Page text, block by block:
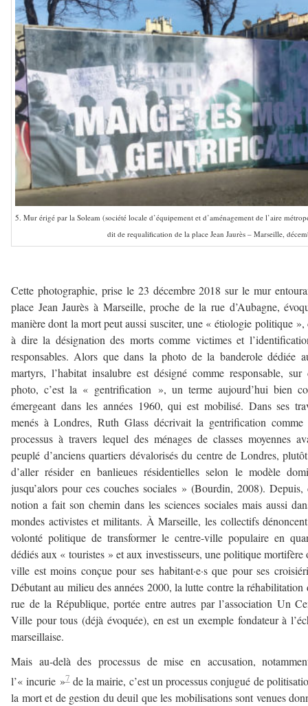
5. Mur érigé par la Soleam (société locale d’équipement et d’aménagement de l’aire
dit de requalification de la place Jean Jaurès – Marseille,
Cette photographie, prise le 23 décembre 2018 sur le mur
place Jean Jaurès à Marseille, proche de la rue d’Aubagne,
manière dont la mort peut aussi susciter, une « étiologie politique »,
à dire la désignation des morts comme victimes et
responsables. Alors que dans la photo de la banderole dédiée
martyrs, l’habitat insalubre est désigné comme responsable, sur
photo, c’est la « gentrification », un terme aujourd’hui bien
émergeant dans les années 1960, qui est mobilisé. Dans ses
menés à Londres, Ruth Glass décrivait la gentrification
processus à travers lequel des ménages de classes moyennes
peuplé d’anciens quartiers dévalorisés du centre de Londres,
d’aller résider en banlieues résidentielles selon le modèle
jusqu’alors pour ces couches sociales » (Bourdin, 2008). Depuis,
notion a fait son chemin dans les sciences sociales mais aussi
mondes activistes et militants. À Marseille, les collectifs
volonté politique de transformer le centre-ville populaire en
dédiés aux « touristes » et aux investisseurs, une politique mortifère
ville est moins conçue pour ses habitant·e·s que pour ses
Débutant au milieu des années 2000, la lutte contre la réhabilitation
rue de la République, portée entre autres par l’association Un
Ville pour tous (déjà évoquée), en est un exemple fondateur à
marseillaise.
Mais au-delà des processus de mise en accusation,
l’« incurie »7de la mairie, c’est un processus conjugué de
la mort et de gestion du deuil que les mobilisations sont venues